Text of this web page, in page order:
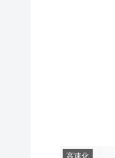
高速化